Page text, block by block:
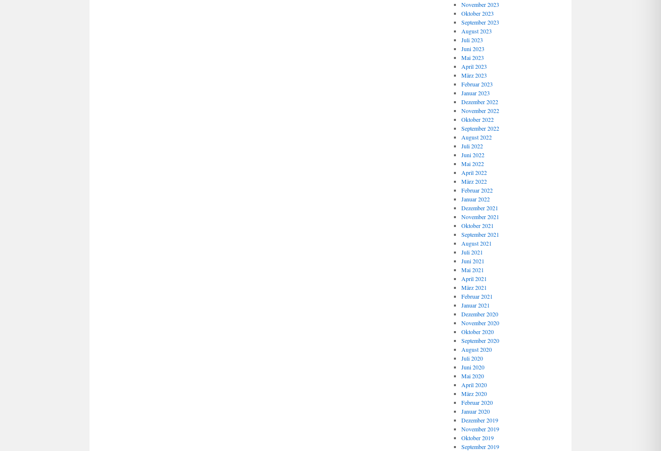
November 2023
Oktober 2023
September 2023
August 2023
Juli 2023
Juni 2023
Mai 2023
April 2023
März 2023
Februar 2023
Januar 2023
Dezember 2022
November 2022
Oktober 2022
September 2022
August 2022
Juli 2022
Juni 2022
Mai 2022
April 2022
März 2022
Februar 2022
Januar 2022
Dezember 2021
November 2021
Oktober 2021
September 2021
August 2021
Juli 2021
Juni 2021
Mai 2021
April 2021
März 2021
Februar 2021
Januar 2021
Dezember 2020
November 2020
Oktober 2020
September 2020
August 2020
Juli 2020
Juni 2020
Mai 2020
April 2020
März 2020
Februar 2020
Januar 2020
Dezember 2019
November 2019
Oktober 2019
September 2019